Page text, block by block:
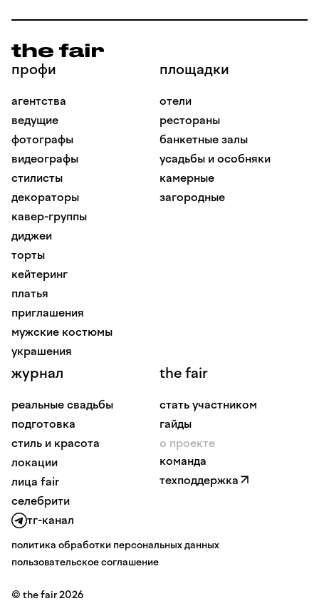
профи
агентства
ведущие
фотографы
видеографы
стилисты
декораторы
кавер-группы
диджеи
торты
кейтеринг
платья
приглашения
мужские костюмы
украшения
площадки
отели
рестораны
банкетные залы
усадьбы и особняки
камерные
загородные
журнал
реальные свадьбы
подготовка
стиль и красота
локации
лица fair
селебрити
the fair
стать участником
гайды
о проекте
команда
техподдержка
тг-канал
политика обработки персональных данных
пользовательское соглашение
© the fair 2026